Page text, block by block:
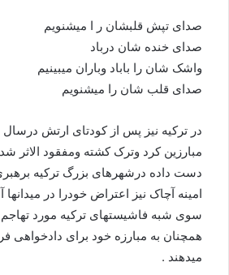
صدای تپش قلبشان ر ا میشنویم
صدای خنده شان درباد
واشک شان را باباد وباران میبینیم
صدای قلب شان را میشنویم
مبارزین کرد وترک کشته ومفقود الاثر
دست داده درشهرهای بزرگ ترکیه برهبری
امینه آچاک نیز اعتراض خودرا در میدانها
سوی شبه فاشیستهای ترکیه مورد تهاجم
همچنان به مبارزه خود برای دادخواهی
میدهند .